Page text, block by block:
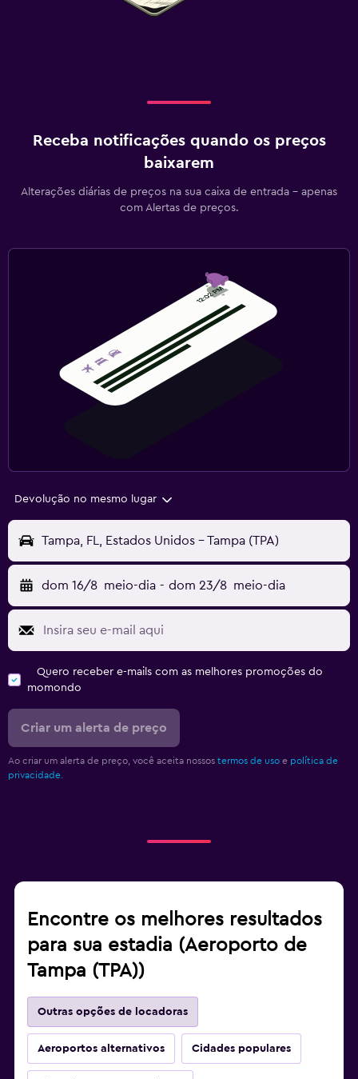
Receba notificações quando os preços
baixarem
Alterações diárias de preços na sua caixa de entrada - apenas
com Alertas de preços.
Devolução no mesmo lugar
Tampa, FL, Estados Unidos - Tampa (TPA)
dom 16/8 meio-dia - dom 23/8 meio-dia
Quero receber e-mails com as melhores promoções do
momondo
Criar um alerta de preço
Ao criar um alerta de preço, você aceita nossos termos de uso e política de
privacidade.
Encontre os melhores resultados
para sua estadia (Aeroporto de
Tampa (TPA))
Outras opções de locadoras
Aeroportos alternativos Cidades populares